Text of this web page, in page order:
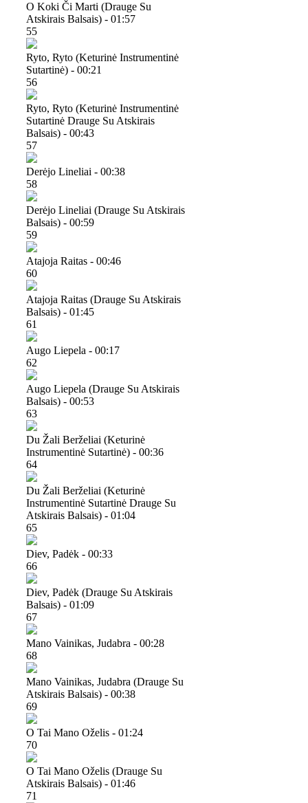
O Koki Či Marti (drauge Su
Atskirais Balsais) - 01:57
55
Ryto, Ryto (keturinė Instrumentinė
Sutartinė) - 00:21
56
Ryto, Ryto (keturinė Instrumentinė
Sutartinė Drauge Su Atskirais
Balsais) - 00:43
57
Derėjo Lineliai - 00:38
58
Derėjo Lineliai (drauge Su Atskirais
Balsais) - 00:59
59
Atajoja Raitas - 00:46
60
Atajoja Raitas (drauge Su Atskirais
Balsais) - 01:45
61
Augo Liepela - 00:17
62
Augo Liepela (drauge Su Atskirais
Balsais) - 00:53
63
Du Žali Berželiai (keturinė
Instrumentinė Sutartinė) - 00:36
64
Du Žali Berželiai (keturinė
Instrumentinė Sutartinė Drauge Su
Atskirais Balsais) - 01:04
65
Diev, Padėk - 00:33
66
Diev, Padėk (drauge Su Atskirais
Balsais) - 01:09
67
Mano Vainikas, Judabra - 00:28
68
Mano Vainikas, Judabra (drauge Su
Atskirais Balsais) - 00:38
69
O Tai Mano Oželis - 01:24
70
O Tai Mano Oželis (drauge Su
Atskirais Balsais) - 01:46
71